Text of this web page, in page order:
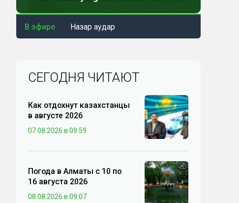
В эфире Назар аудар
СЕГОДНЯ ЧИТАЮТ
Как отдохнут казахстанцы
в августе 2026
07.08.2026 в 09:59
Погода в Алматы с 10 по
16 августа 2026
08.08.2026 в 09:07